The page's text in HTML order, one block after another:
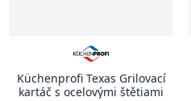
Küchenprofi Texas Grilovací
kartáč s ocelovými štětiami